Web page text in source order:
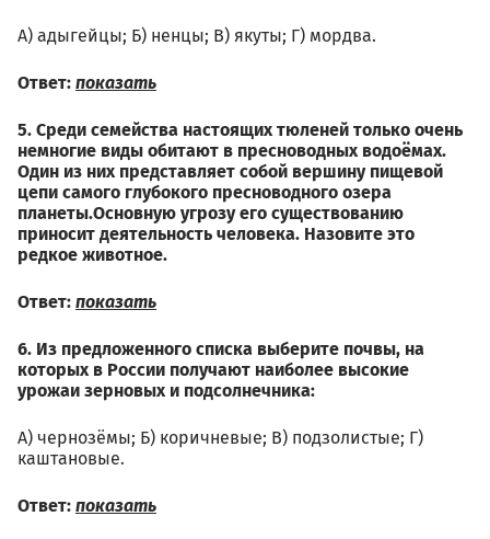
А) адыгейцы; Б) ненцы; В) якуты; Г) мордва.
Ответ: показать
5. Среди семейства настоящих тюленей только очень
немногие виды обитают в пресноводных водоёмах.
Один из них представляет собой вершину пищевой
цепи самого глубокого пресноводного озера
планеты.Основную угрозу его существованию
приносит деятельность человека. Назовите это
редкое животное.
Ответ: показать
6. Из предложенного списка выберите почвы, на
которых в России получают наиболее высокие
урожаи зерновых и подсолнечника:
А) чернозёмы; Б) коричневые; В) подзолистые; Г)
каштановые.
Ответ: показать